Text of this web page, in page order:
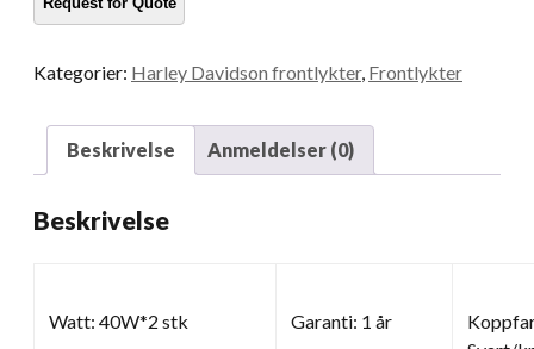
Kategorier: Harley Davidson frontlykter, Frontlykter
Beskrivelse Anmeldelser (0)
Beskrivelse
Watt: 40W*2 stk Garanti: 1 år